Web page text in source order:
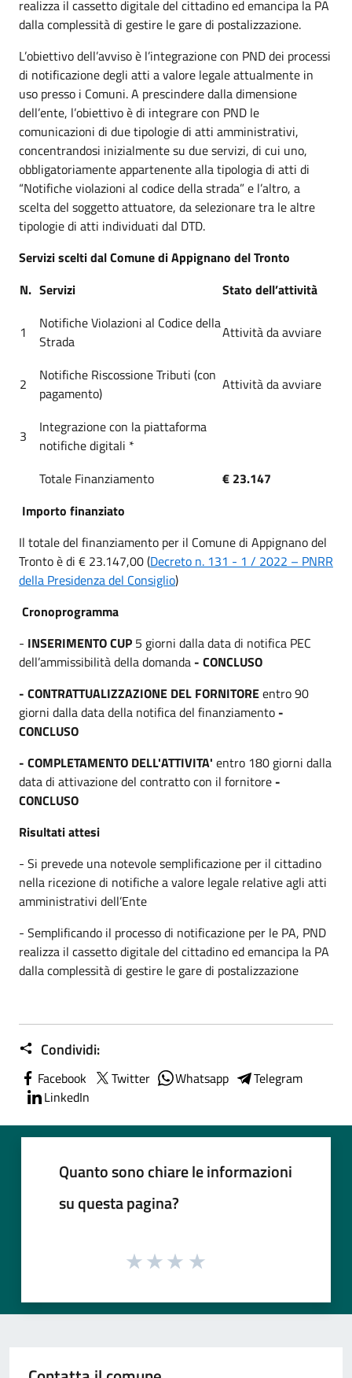
realizza il cassetto digitale del cittadino ed emancipa la PA
dalla complessità di gestire le gare di postalizzazione.
L’obiettivo dell’avviso è l’integrazione con PND dei processi
di notificazione degli atti a valore legale attualmente in
uso presso i Comuni. A prescindere dalla dimensione
dell’ente, l’obiettivo è di integrare con PND le
comunicazioni di due tipologie di atti amministrativi,
concentrandosi inizialmente su due servizi, di cui uno,
obbligatoriamente appartenente alla tipologia di atti di
“Notifiche violazioni al codice della strada” e l’altro, a
scelta del soggetto attuatore, da selezionare tra le altre
tipologie di atti individuati dal DTD.
Servizi scelti dal Comune di Appignano del Tronto
N. Servizi Stato dell’attività
1
Notifiche Violazioni al Codice della
Strada
Attività da avviare
2
Notifiche Riscossione Tributi (con
pagamento)
Attività da avviare
3
Integrazione con la piattaforma
notifiche digitali *
Totale Finanziamento
€ 23.147
Importo finanziato
Il totale del finanziamento per il Comune di Appignano del
Tronto è di € 23.147,00 (Decreto n. 131 - 1 / 2022 – PNRR
della Presidenza del Consiglio)
Cronoprogramma
- INSERIMENTO CUP 5 giorni dalla data di notifica PEC
dell’ammissibilità della domanda- CONCLUSO
- CONTRATTUALIZZAZIONE DEL FORNITOREentro 90
giorni dalla data della notifica del finanziamento-
CONCLUSO
- COMPLETAMENTO DELL'ATTIVITA' entro 180 giorni dalla
data di attivazione del contratto con il fornitore-
CONCLUSO
Risultati attesi
- Si prevede una notevole semplificazione per il cittadino
nella ricezione di notifiche a valore legale relative agli atti
amministrativi dell’Ente
- Semplificando il processo di notificazione per le PA, PND
realizza il cassetto digitale del cittadino ed emancipa la PA
dalla complessità di gestire le gare di postalizzazione
Condividi:
Facebook Twitter Whatsapp
Telegram
LinkedIn
Quanto sono chiare le informazioni
su questa pagina?